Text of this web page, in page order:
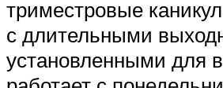
триместровые
с длительными
установленными для